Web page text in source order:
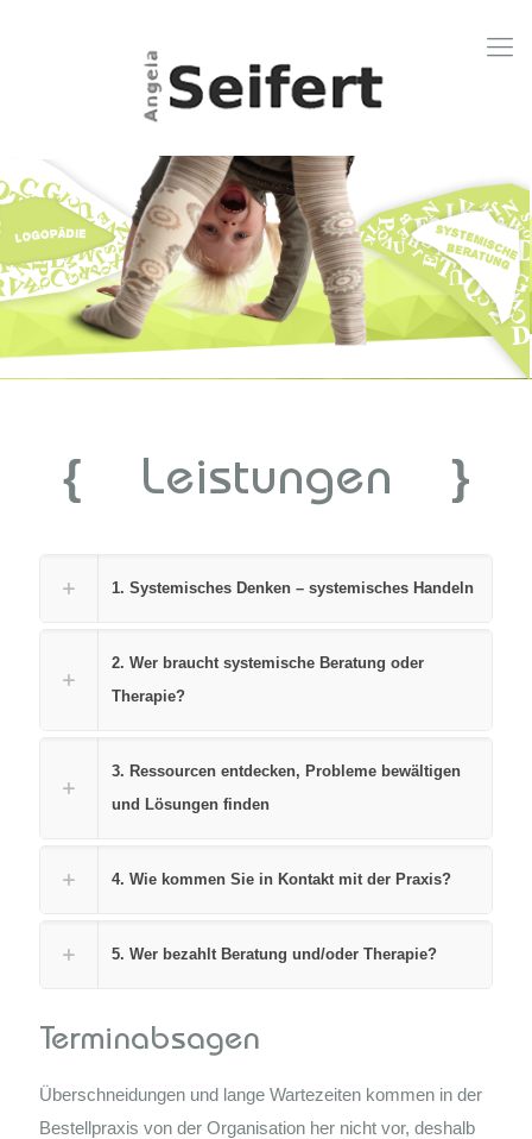
{ Leistungen }
1. Systemisches Denken – systemisches Handeln
2. Wer braucht systemische Beratung oder
Therapie?
3. Ressourcen entdecken, Probleme bewältigen
und Lösungen finden
4. Wie kommen Sie in Kontakt mit der Praxis?
5. Wer bezahlt Beratung und/oder Therapie?
Terminabsagen
Überschneidungen und lange Wartezeiten kommen in der
Bestellpraxis von der Organisation her nicht vor, deshalb